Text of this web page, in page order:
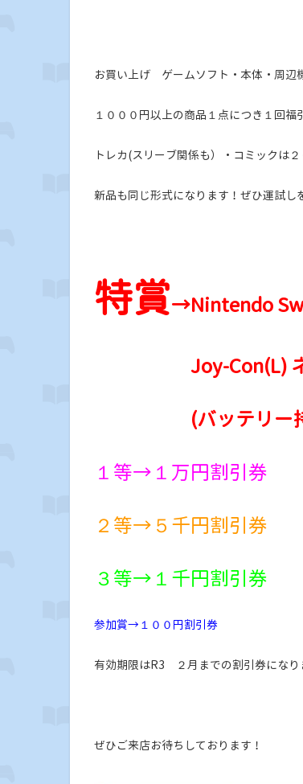
お買い上げ ゲームソフト・本体・周辺
１０００円以上の商品１点につき１回福
トレカ(スリーブ関係も）・コミックは
新品も同じ形式になります！ぜひ運試し
特賞→Nintendo
Joy-Con(L) ネオ
(バッテリー持続
１等→１万円割引券
２等→５千円割引券
３等→１千円割引券
参加賞→１００円割引券
有効期限はR3 ２月までの割引券になり
ぜひご来店お待ちしております！